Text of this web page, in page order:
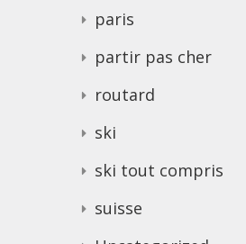
paris
partir pas cher
routard
ski
ski tout compris
suisse